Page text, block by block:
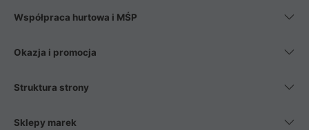
Współpraca hurtowa i MŚP
Okazja i promocja
Struktura strony
Sklepy marek